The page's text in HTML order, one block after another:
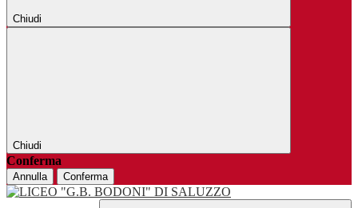
Chiudi
Chiudi
Conferma
Annulla Conferma